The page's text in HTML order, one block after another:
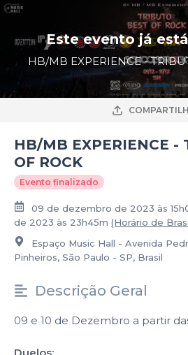
Este evento já
HB/MB EXPERIENCE -
HB/MB EXPERIENCE -
OF ROCK
Evento finalizado
09 de dezembro de 2023 às
de 2023 às 23h45m (Horário de
Espaço Music Hall - Avenida
Pinheiros, São Paulo - SP, Brasil
Descrição Geral
09 e 10 de Dezembro a partir